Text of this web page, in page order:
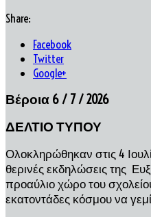
Share:
Facebook
Twitter
Google+
Βέροια 6 / 7 / 2026
ΔΕΛΤΙΟ ΤΥΠΟΥ
Ολοκληρώθηκαν στις 4
θερινές εκδηλώσεις της
προαύλιο χώρο του
εκατοντάδες κόσμου να